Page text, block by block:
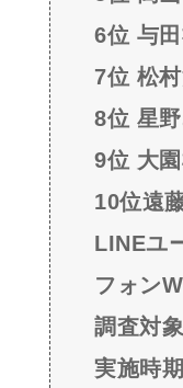
6位 与
7位 松
8位 星
9位 大
10位遠
LINEユ
フォン
調査対
実施時